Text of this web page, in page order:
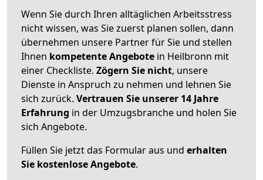
Wenn Sie durch Ihren alltäglichen Arbeitsstress
nicht wissen, was Sie zuerst planen sollen, dann
übernehmen unsere Partner für Sie und stellen
Ihnen kompetente Angebote in Heilbronn mit
einer Checkliste. Zögern Sie nicht, unsere
Dienste in Anspruch zu nehmen und lehnen Sie
sich zurück. Vertrauen Sie unserer 14 Jahre
Erfahrung in der Umzugsbranche und holen Sie
sich Angebote.
Füllen Sie jetzt das Formular aus und erhalten
Sie kostenlose Angebote.